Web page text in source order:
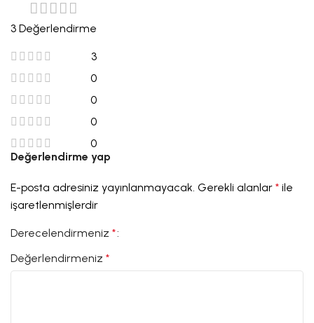
3 Değerlendirme
3
0
0
0
0
Değerlendirme yap
E-posta adresiniz yayınlanmayacak. Gerekli alanlar* ile
işaretlenmişlerdir
Derecelendirmeniz*
Değerlendirmeniz*